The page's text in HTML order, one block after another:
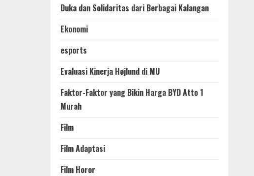
Duka dan Solidaritas dari Berbagai Kalangan
Ekonomi
esports
Evaluasi Kinerja Højlund di MU
Faktor-Faktor yang Bikin Harga BYD Atto 1
Murah
Film
Film Adaptasi
Film Horor